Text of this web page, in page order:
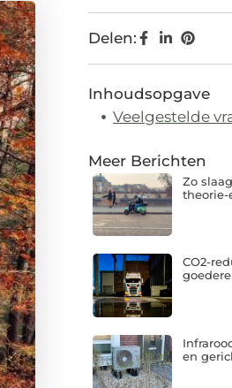
Delen:
Inhoudsopgave
Veelgestelde
Meer Berichten
Zo
theorie-
CO2-
en